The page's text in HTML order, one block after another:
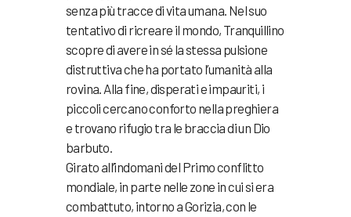
senza più tracce di vita umana. Nel suo
tentativo di ricreare il mondo, Tranquillino
scopre di avere in sé la stessa pulsione
distruttiva che ha portato l’umanità alla
rovina. Alla fine, disperati e impauriti, i
piccoli cercano conforto nella preghiera
e trovano rifugio tra le braccia di un Dio
barbuto.
Girato all’indomani del Primo conflitto
mondiale, in parte nelle zone in cui si era
combattuto, intorno a Gorizia, con le